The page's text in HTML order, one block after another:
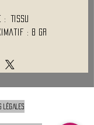
: Tissu
: 8 Gr
légales